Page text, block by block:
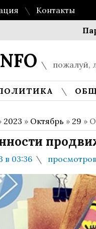
Контакты
Парадокс
пожалуй,
2023 » Октябрь » 29 »
в 03:36